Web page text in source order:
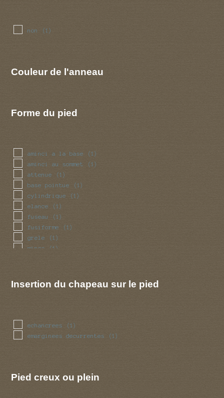
non (1)
Couleur de l'anneau
Forme du pied
aminci a la base (1)
aminci au sommet (1)
attenue (1)
base pointue (1)
cylindrique (1)
elance (1)
fuseau (1)
fusiforme (1)
grele (1)
mince (1)
Insertion du chapeau sur le pied
echancrees (1)
emarginees decurrentes (1)
Pied creux ou plein